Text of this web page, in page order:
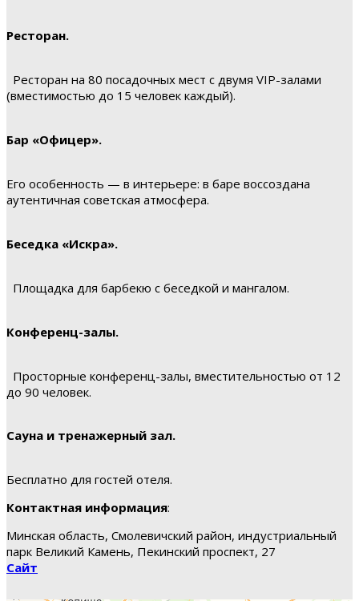
Ресторан.
Ресторан на 80 посадочных мест с двумя VIP-залами
(вместимостью до 15 человек каждый).
Бар «Офицер».
Его особенность — в интерьере: в баре воссоздана
аутентичная советская атмосфера.
Беседка «Искра».
Площадка для барбекю с беседкой и мангалом.
Конференц-залы.
Просторные конференц-залы, вместительностью от 12
до 90 человек.
Сауна и тренажерный зал.
Бесплатно для гостей отеля.
Контактная информация:
Минская область, Смолевичский район, индустриальный
парк Великий Камень, Пекинский проспект, 27
Сайт